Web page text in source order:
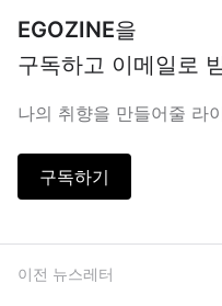
EGOZINE을
구독하고 이메일로
나의 취향을 만들어줄 라
구독하기
이전 뉴스레터